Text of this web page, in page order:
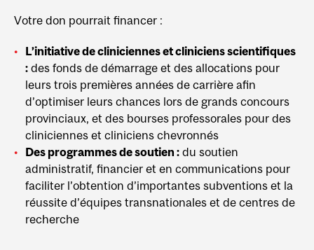
Votre don pourrait financer :
L’initiative de cliniciennes et cliniciens scientifiques
: des fonds de démarrage et des allocations pour
leurs trois premières années de carrière afin
d’optimiser leurs chances lors de grands concours
provinciaux, et des bourses professorales pour des
cliniciennes et cliniciens chevronnés
Des programmes de soutien : du soutien
administratif, financier et en communications pour
faciliter l’obtention d’importantes subventions et la
réussite d’équipes transnationales et de centres de
recherche